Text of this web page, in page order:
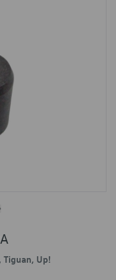
Tiguan, Up!